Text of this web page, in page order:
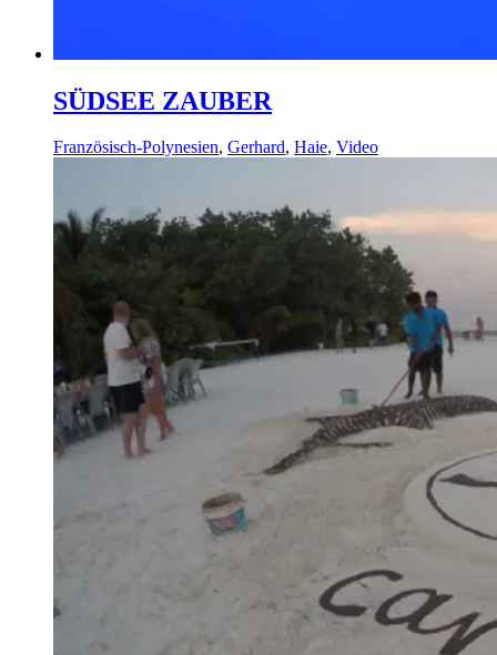
SÜDSEE ZAUBER
Französisch-Polynesien, Gerhard, Haie, Video